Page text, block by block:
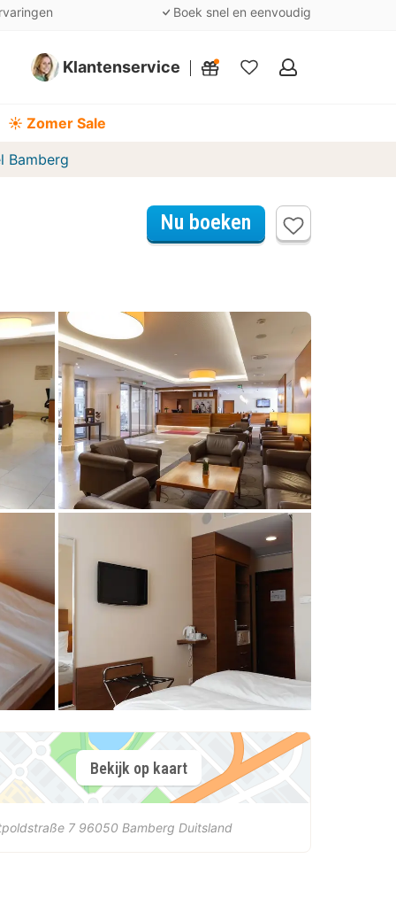
Boek snel en eenvoudig
Klantenservice
Mijn
☀️ Zomer Sale
Bamberg
Nu boeken
Bekijk op kaart
7 96050 Bamberg Duitsland